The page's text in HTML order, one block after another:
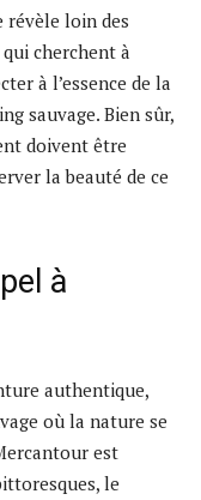
révèle loin des
cherchent à
à l’essence de la
sauvage. Bien sûr,
doivent être
la beauté de ce
à
authentique,
où la nature se
est
le